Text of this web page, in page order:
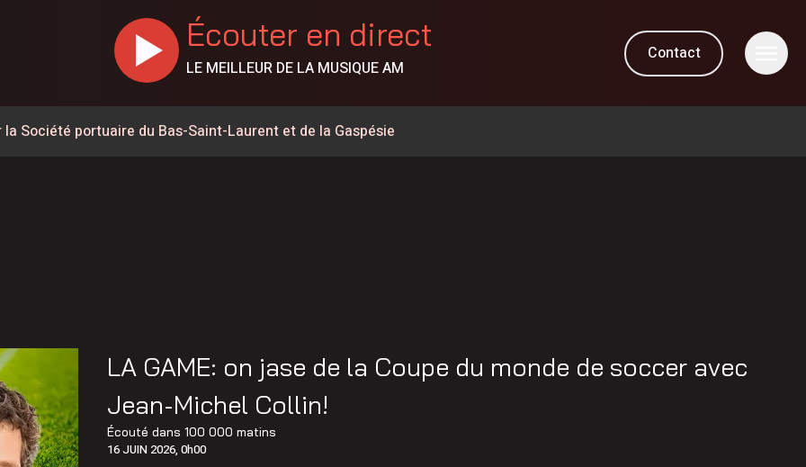
Écouter en direct
LE MEILLEUR DE LA MUSIQUE AM
Contact
Société portuaire du Bas-Saint-Laurent et de la Gaspésie
le début des séries de la division masculine de la Ligue
à Saint-Ulric
du East Coast Pro Tour ce 7 août
à-porte de l’Association du cancer de l’Est du Québec
et Sayabec pour la lutte contre le cancer
rappel de la vigilance sur les chantiers
LA GAME: on jase de la Coupe du monde de soccer avec
Jean-Michel Collin!
Écouté dans100 000 matins
16 JUIN 2026, 0h00